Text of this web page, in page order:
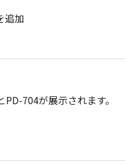
追加
704が展示されます。